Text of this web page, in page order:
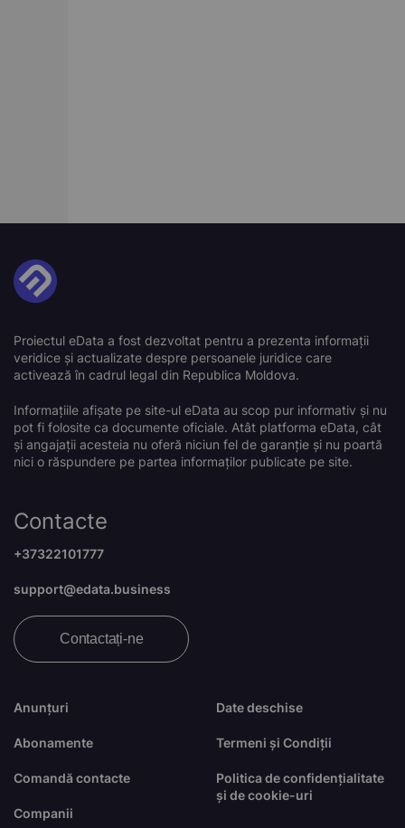
Proiectul eData a fost dezvoltat pentru a prezenta informații
veridice și actualizate despre persoanele juridice care
activează în cadrul legal din Republica Moldova.
Informațiile afișate pe site-ul eData au scop pur informativ și nu
pot fi folosite ca documente oficiale. Atât platforma eData, cât
și angajații acesteia nu oferă niciun fel de garanție și nu poartă
nici o răspundere pe partea informaților publicate pe site.
Anunțuri
Abonamente
Comandă contacte
Companii
Date deschise
Termeni și Condiții
Politica de confidențialitate
și de cookie-uri
Contacte
+37322101777
support@edata.business
Contactați-ne